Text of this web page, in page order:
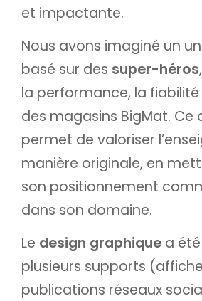
et impactante.
Nous avons imaginé un
basé sur des super-héros
la performance, la fiabilité
des magasins BigMat. Ce
permet de valoriser
manière originale, en
son positionnement
dans son domaine.
Le design graphique a
plusieurs supports
publications réseaux